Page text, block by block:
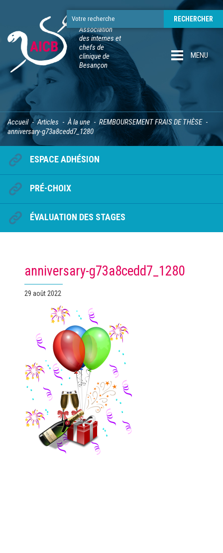
Association
des internes et
chefs de
clinique de
Besançon
MENU
Accueil Articles À la une
REMBOURSEMENT FRAIS DE THÈSE
anniversary-g73a8cedd7_1280
ESPACE ADHÉSION
PRÉ-CHOIX
ÉVALUATION DES STAGES
anniversary-g73a8cedd7_1280
Publié
29 août 2022